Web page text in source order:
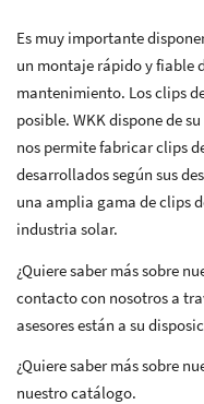
Es muy importante
un montaje rápido y fiable
mantenimiento. Los clips
posible. WKK dispone de
nos permite fabricar clips
desarrollados según sus
una amplia gama de clips
industria solar.
¿Quiere saber más sobre
contacto con nosotros a
asesores están a su
¿Quiere saber más sobre
nuestro catálogo.